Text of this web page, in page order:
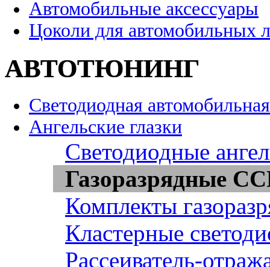
Автомобильные аксессуары
Цоколи для автомобильных
АВТОТЮНИНГ
Светодиодная
Ангельские глазки
Светодиодные
Газоразрядные
Комплекты
Кластерные
Рассеиватель-